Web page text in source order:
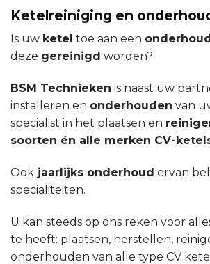
Ketelreiniging en
Is uw ketel toe aan een
deze gereinigd worden?
BSM Technieken is naast uw
installeren en onderhouden van
specialist in het plaatsen en
soorten én alle merken CV-
Ook jaarlijks onderhoud ervan
specialiteiten.
U kan steeds op ons reken voor
te heeft: plaatsen, herstellen,
onderhouden van alle type CV